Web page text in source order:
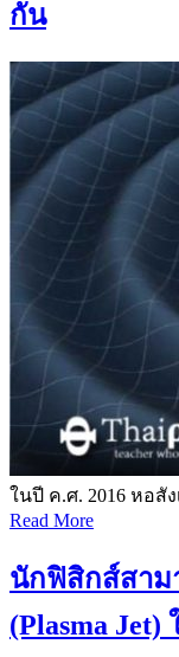
กัน
ในปี ค.ศ. 2016 หอสั
Read More
นักฟิสิกส์สาม
(Plasma Jet)